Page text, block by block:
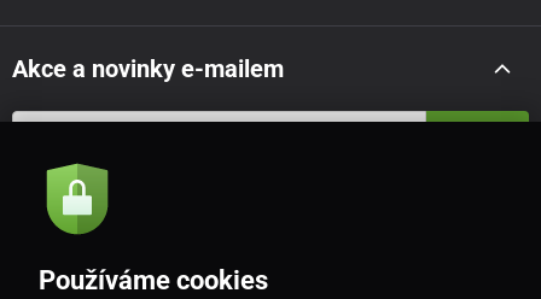
Akce a novinky e-mailem
Souhlasím se
Používáme cookies